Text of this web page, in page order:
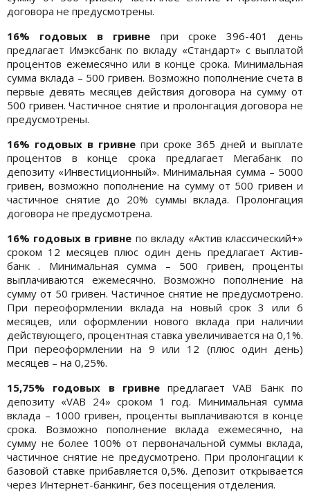
договора не предусмотрены.
16% годовых в гривне при сроке 396-401 день
предлагает Имэксбанк по вкладу «Стандарт» с выплатой
процентов ежемесячно или в конце срока. Минимальная
сумма вклада – 500 гривен. Возможно пополнение счета в
первые девять месяцев действия договора на сумму от
500 гривен. Частичное снятие и пролонгация договора не
предусмотрены.
16% годовых в гривне при сроке 365 дней и выплате
процентов в конце срока предлагает Мегабанк по
депозиту «Инвестиционный». Минимальная сумма – 5000
гривен, возможно пополнение на сумму от 500 гривен и
частичное снятие до 20% суммы вклада. Пролонгация
договора не предусмотрена.
16% годовых в гривне по вкладу «Актив классический+»
сроком 12 месяцев плюс один день предлагает Актив-
банк . Минимальная сумма – 500 гривен, проценты
выплачиваются ежемесячно. Возможно пополнение на
сумму от 50 гривен. Частичное снятие не предусмотрено.
При переоформлении вклада на новый срок 3 или 6
месяцев, или оформлении нового вклада при наличии
действующего, процентная ставка увеличивается на 0,1%.
При переоформлении на 9 или 12 (плюс один день)
месяцев – на 0,25%.
15,75% годовых в гривнепредлагает VAB Банк по
депозиту «VAB 24» сроком 1 год. Минимальная сумма
вклада – 1000 гривен, проценты выплачиваются в конце
срока. Возможно пополнение вклада ежемесячно, на
сумму не более 100% от первоначальной суммы вклада,
частичное снятие не предусмотрено. При пролонгации к
базовой ставке прибавляется 0,5%. Депозит открывается
через Интернет-банкинг, без посещения отделения.